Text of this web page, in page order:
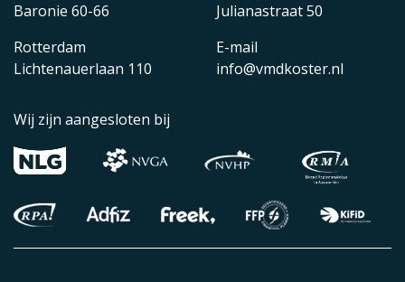
Baronie 60-66
Rotterdam
Lichtenauerlaan 110
Julianastraat 50
E-mail
info@vmdkoster.nl
Wij zijn aangesloten bij